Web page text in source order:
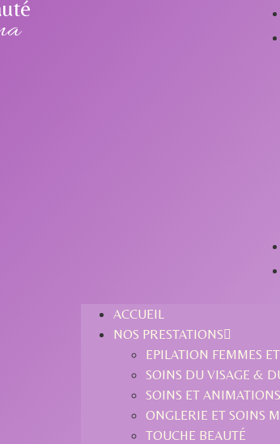
ACCUEIL
NOS PRESTATIONS
EPILATION FEMMES
SOINS DU VISAGE &
SOINS ET
ONGLERIE ET SOINS
TOUCHE BEAUTÉ